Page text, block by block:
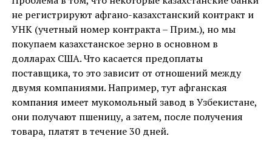
не регистрируют афгано-казахстанский контракт и
УНК (учетный номер контракта – Прим.), но мы
покупаем казахстанское зерно в основном в
долларах США. Что касается предоплаты
поставщика, то это зависит от отношений между
двумя компаниями. Например, тут афганская
компания имеет мукомольный завод в Узбекистане,
они получают пшеницу, а затем, после получения
товара, платят в течение 30 дней.